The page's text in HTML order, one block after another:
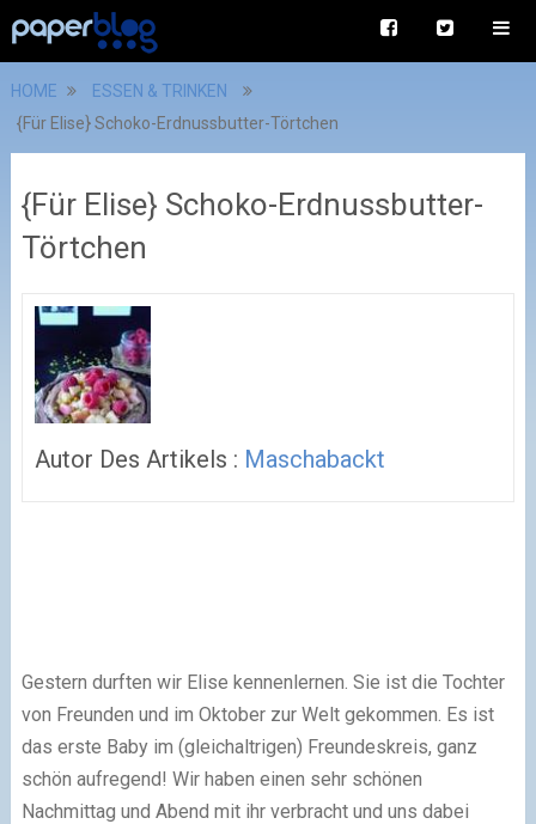
HOME
ESSEN & TRINKEN
{Für Elise} Schoko-Erdnussbutter-Törtchen
{Für Elise} Schoko-Erdnussbutter-
Törtchen
Autor Des Artikels : Maschabackt
Gestern durften wir Elise kennenlernen. Sie ist die Tochter
von Freunden und im Oktober zur Welt gekommen. Es ist
das erste Baby im (gleichaltrigen) Freundeskreis, ganz
schön aufregend! Wir haben einen sehr schönen
Nachmittag und Abend mit ihr verbracht und uns dabei